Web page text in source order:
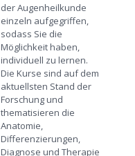
der Augenheilkunde
einzeln aufgegriffen,
sodass Sie die
Möglichkeit haben,
individuell zu lernen.
Die Kurse sind auf dem
aktuellsten Stand der
Forschung und
thematisieren die
Anatomie,
Differenzierungen,
Diagnose und Therapie